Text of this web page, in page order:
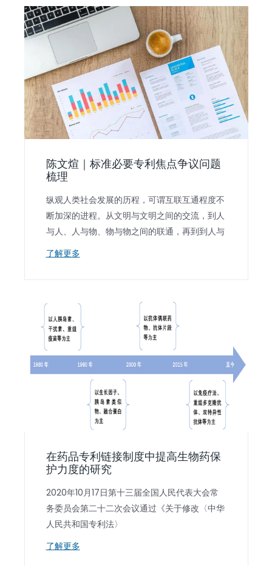
陈文煊｜标准必要专利焦点争议问题
梳理
纵观人类社会发展的历程，可谓互联互通程度不
断加深的进程。从文明与文明之间的交流，到人
与人、人与物、物与物之间的联通，再到到人与
了解更多
在药品专利链接制度中提高生物药保
护力度的研究
2020年10月17日第十三届全国人民代表大会常
务委员会第二十二次会议通过《关于修改〈中华
人民共和国专利法〉
了解更多